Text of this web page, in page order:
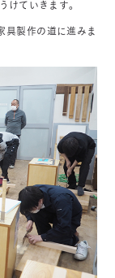
けていきます。
具製作の道に進みま